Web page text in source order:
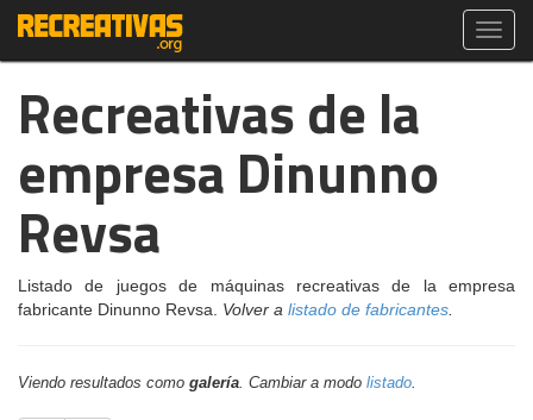
Recreativas de la
empresa Dinunno
Revsa
Listado de juegos de máquinas recreativas de la empresa
fabricante Dinunno Revsa. Volver a listado de fabricantes
Viendo resultados como galería. Cambiar a modo listado.